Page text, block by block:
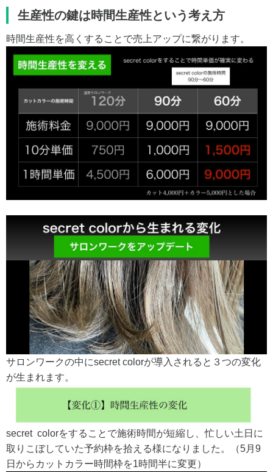
生産性の鍵は時間生産性という考え方
時間生産性を高くすることで売上アップに繋がります。
サロンワークの中にsecret colorが導入されると３つの変化
が生まれます。
secret colorをすることで施術時間が短縮し、忙しい土日に
取りこぼしていた予約枠を拾える様になりました。（5月9
日からカットカラー時間枠を1時間半に変更）